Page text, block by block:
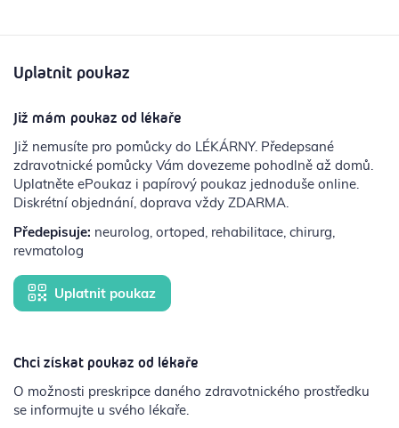
Uplatnit poukaz
Již mám poukaz od lékaře
Již nemusíte pro pomůcky do LÉKÁRNY. Předepsané
zdravotnické pomůcky Vám dovezeme pohodlně až domů.
Uplatněte ePoukaz i papírový poukaz jednoduše online.
Diskrétní objednání, doprava vždy ZDARMA.
Předepisuje: neurolog, ortoped, rehabilitace, chirurg,
revmatolog
Uplatnit poukaz
Chci získat poukaz od lékaře
O možnosti preskripce daného zdravotnického prostředku
se informujte u svého lékaře.